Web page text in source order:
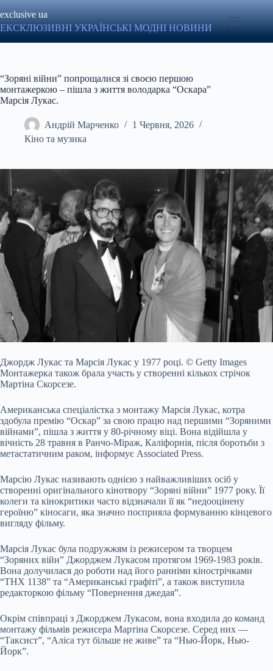
до
вмісту
exclusive ua
ЕКСКЛЮЗИВНІ УКРАЇНСЬКІ МОДНІ НОВИНИ
“Зоряні війни” попрощалися зі своєю першою
монтажеркою – пішла з життя володарка “Оскара”
Марсія Лукас.
Андрій Марченко
1 Червня, 2026
Кіно та музика
Джордж Лукас та Марсія Лукас у 1977 році. © Getty Images
Монтажерка також брала участь у створенні кількох стрічок
Мартіна Скорсезе.
Американська спеціалістка з монтажу Марсія Лукас, котра
здобула премію “Оскар” за свою працю над першими “Зоряними
війнами”, пішла з життя у 80-річному віці. Вона відійшла у
вічність 28 травня в Ранчо-Міраж, Каліфорнія, після боротьби з
метастатичним раком, інформує Associated Press.
Марсію Лукас називають однією з найважливіших осіб у
створенні оригінального кінотвору “Зоряні війни” 1977 року. Її
колеги та кінокритики часто відзначали її як “недооцінену
героїню” кіносаги, яка значно посприяла формуванню кінцевого
вигляду фільму.
Марсія Лукас була подружжям із режисером та творцем
“Зоряних війн” Джорджем Лукасом протягом 1969-1983 років.
Вона долучилася до роботи над його ранніми кінострічками
“THX 1138” та “Американські графіті”, а також виступила
редакторкою фільму “Повернення джедая”.
Окрім співпраці з Джорджем Лукасом, вона входила до команд
монтажу фільмів режисера Мартіна Скорсезе. Серед них —
“Таксист”, “Аліса тут більше не живе” та “Нью-Йорк, Нью-
Йорк”.